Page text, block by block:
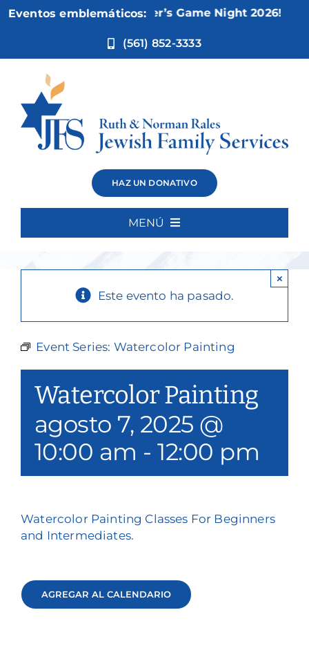
Eventos emblemáticos:
Nov 5:Not Your Mother’s Game Night 2026!
(561) 852-3333
HAZ UN DONATIVO
MENÚ
Quiénes somos
Nuestros servicios
Filantropía y voluntariado
Póngase en contacto con
Watercolor
Painting
Este evento ha pasado.
×
Event Series: Watercolor Painting
Watercolor Painting
agosto 7, 2025 @
10:00 am -12:00 pm
Watercolor Painting Classes For Beginners
and Intermediates.
AGREGAR AL CALENDARIO